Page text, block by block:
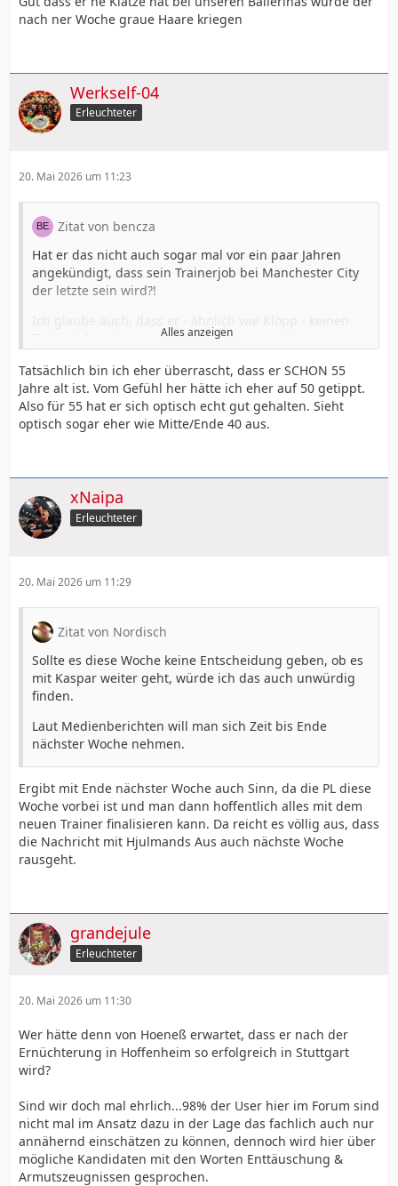
nach ner Woche graue Haare kriegen
Werkself-04
Erleuchteter
20. Mai 2026 um 11:23
Zitat von bencza
Hat er das nicht auch sogar mal vor ein paar Jahren
angekündigt, dass sein Trainerjob bei Manchester City
der letzte sein wird?!
Trainerjob mehr annehmen wird.
Wobei ich aber auch überrascht war, dass der gerade
einmal55 Jahre altist - eigentlich noch kein Alter für
die Rente.
Ich hatte in meinem Kopf gedacht, dass er schon
Liegt vielleicht einfach daran, dass er ja schon seit
Ewigkeiten bzw. mehrere Jahrzehnten Trainer ist.
Allerdings hat er den Trainerjob in Barcelona ja quasi
erst Mitte Fünfzig ist...
Alles anzeigen
Tatsächlich bin ich eher überrascht, dass er SCHON 55
Jahre alt ist. Vom Gefühl her hätte ich eher auf 50 getippt.
Also für 55 hat er sich optisch echt gut gehalten. Sieht
optisch sogar eher wie Mitte/Ende 40 aus.
xNaipa
Erleuchteter
20. Mai 2026 um 11:29
Zitat von Nordisch
Sollte es diese Woche keine Entscheidung geben, ob es
mit Kaspar weiter geht, würde ich das auch unwürdig
finden.
Laut Medienberichten will man sich Zeit bis Ende
nächster Woche nehmen.
Ergibt mit Ende nächster Woche auch Sinn, da die PL diese
Woche vorbei ist und man dann hoffentlich alles mit dem
neuen Trainer finalisieren kann. Da reicht es völlig aus, dass
die Nachricht mit Hjulmands Aus auch nächste Woche
rausgeht.
grandejule
Erleuchteter
20. Mai 2026 um 11:30
Wer hätte denn von Hoeneß erwartet, dass er nach der
Ernüchterung in Hoffenheim so erfolgreich in Stuttgart
wird?
Sind wir doch mal ehrlich...98% der User hier im Forum sind
nicht mal im Ansatz dazu in der Lage das fachlich auch nur
annähernd einschätzen zu können, dennoch wird hier über
mögliche Kandidaten mit den Worten Enttäuschung &
Armutszeugnissen gesprochen.